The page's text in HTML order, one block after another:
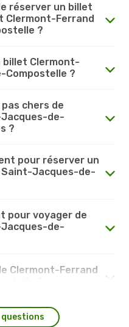
réserver un billet
Clermont-Ferrand
?
billet Clermont-
Compostelle ?
chers de
de-
?
pour réserver un
Saint-Jacques-de-
pour voyager de
de-
Clermont-Ferrand
questions